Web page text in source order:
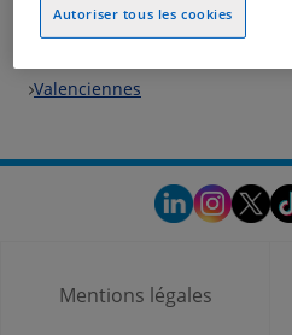
Trouver votre bureau KPMG
Valenciennes
Mentions légales
Autoriser tous les cookies